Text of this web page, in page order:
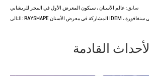
سابق: عالم الأسنان ، سيكون المعرض الأول في المجر للريشابي
التالي:
الأحداث القادمة